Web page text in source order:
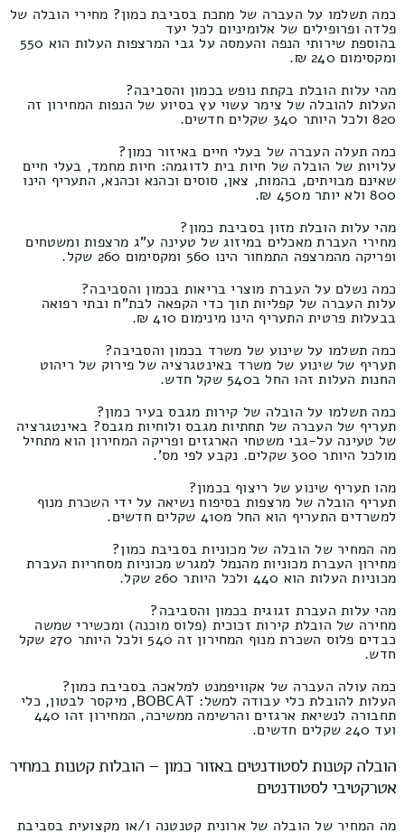
כמה תשלמו על העברה של מתכת בסביבת כמון? מחירי הובלה של
פלדה ופרופילים של אלומיניום לכל יעד
בהוספת שירותי הנפה והעמסה על גבי המרצפות העלות הוא 550
ומקסימום 240 ₪.
מהי עלות הובלת בקתת נופש בכמון והסביבה?
העלות להובלה של צימר עשוי עץ בסיוע של הנפות המחירון זה
820 ולכל היותר 340 שקלים חדשים.
כמה תעלה העברה של בעלי חיים באיזור כמון?
עלויות של הובלה של חיות בית לדוגמה: חיות מחמד, בעלי חיים
שאינם מבויתים, בהמות, צאן, סוסים וכהנא וכהנא, התעריף הינו
800 ולא יותר מ450 ₪.
מהי עלות הובלת מזון בסביבת כמון?
מחירי העברת מאכלים במיזוג של טעינה ע"ג מרצפות ומשטחים
ופריקה מהמרצפה התמחור הינו 560 ומקסימום 260 שקל.
כמה נשלם על העברת מוצרי בריאות בכמון והסביבה?
עלות העברה של קפליות תוך כדי הקפאה לבת"ח ובתי רפואה
בבעלות פרטית התעריף הינו מינימום 410 ₪.
כמה תשלמו על שינוע של משרד בכמון והסביבה?
תעריף של שינוע של משרד באינטגרציה של פירוק של ריהוט
החנות העלות זהו החל ב540 שקל חדש.
כמה תשלמו על הובלה של קירות מגבס בעיר כמון?
תעריף של העברה של תחתיות מגבס ולוחיות מגבס? באינטגרציה
של טעינה על-גבי משטחי הארגזים ופריקה המחירון הוא מתחיל
מולכל היותר 300 שקלים. נקבע לפי מס'.
מהו תעריף שינוע של ריצוף בכמון?
תעריף הובלה של מרצפות בסיפוח נשיאה על ידי השכרת מנוף
למשרדים התעריף הוא החל מ410 שקלים חדשים.
מה המחיר של הובלה של מכוניות בסביבת כמון?
מחירון העברת מכוניות מהנמל למגרש מכוניות מסחריות העברת
מכוניות העלות הוא 440 ולכל היותר 260 שקל.
מהי עלות העברת זגוגית בכמון והסביבה?
מחירה של הובלת קירות זכוכית (פלוס מוכנה) ומכשירי שמשה
כבדים פלוס השכרת מנוף המחירון זה 540 ולכל היותר 270 שקל
חדש.
כמה עולה העברה של אקוויפמנט למלאכה בסביבת כמון?
העלות להובלת כלי עבודה למשל: BOBCAT, מיקסר לבטון, כלי
תחבורה לנשיאת ארגזים והרשימה ממשיכה, המחירון זהו 440
ועד 240 שקלים חדשים.
הובלה קטנות לסטודנטים באזור כמון – הובלות קטנות במחיר
אטרקטיבי לסטודנטים
מה המחיר של הובלה של ארונית קטנטנה ו/או מקצועית בסביבת